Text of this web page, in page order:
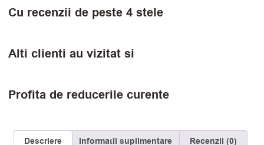
Cu recenzii de peste 4 stele
Alti clienti au vizitat si
Profita de reducerile curente
Descriere Informații suplimentare Recenzii (0)